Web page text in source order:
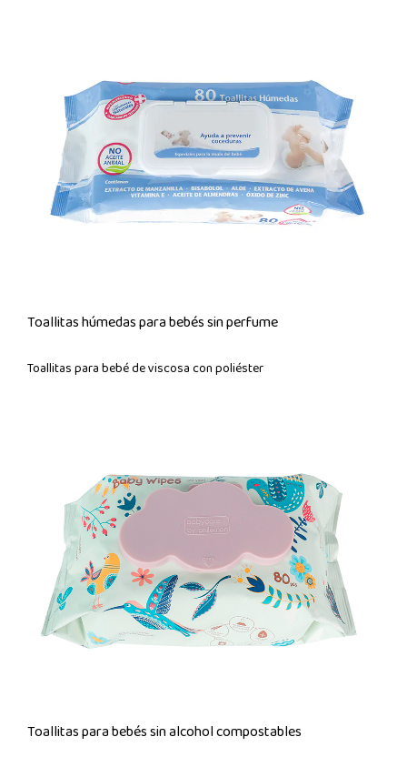
Toallitas húmedas para bebés sin perfume
Toallitas para bebé de viscosa con poliéster
Toallitas para bebés sin alcohol compostables